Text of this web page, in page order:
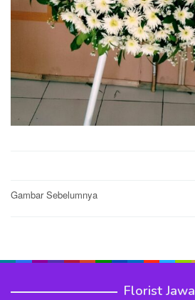
Post
Gambar Sebelumnya
Florist Jawa